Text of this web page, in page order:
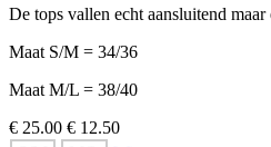
De tops vallen echt aansluitend
Maat S/M = 34/36
Maat M/L = 38/40
€ 25.00 € 12.50